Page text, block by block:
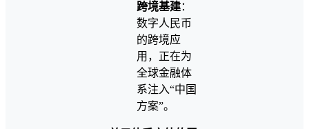
跨境基建：
数字人民币
的跨境应
用，正在为
全球金融体
系注入“中国
方案”。